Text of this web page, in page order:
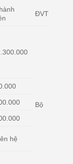
ĐVT
Bộ
hệ